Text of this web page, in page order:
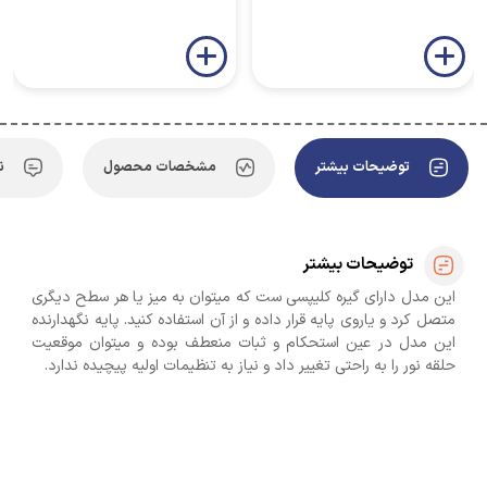
توضیحات بیشتر مشخصات محصول
توضیحات بیشتر
این مدل دارای گیره کلیپسی ست که میتوان به میز یا هر سطح دیگری
متصل کرد و یاروی پایه قرار داده و از آن استفاده کنید. پایه نگهدارنده
این مدل در عین استحکام و ثبات منعطف بوده و میتوان موقعیت
حلقه نور را به راحتی تغییر داد و نیاز به تنظیمات اولیه پیچیده ندارد.